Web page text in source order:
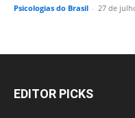
Psicologias do Brasil - 27 de
EDITOR PICKS